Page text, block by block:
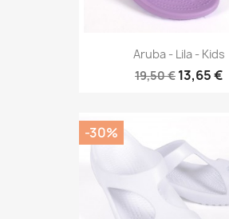
Aruba - Lila - Kids
19,50 € 13,65 €
-30%